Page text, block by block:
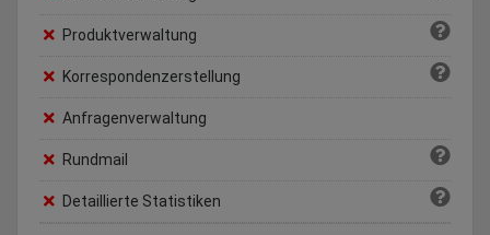
Produktverwaltung
Korrespondenzerstellung
Anfragenverwaltung
Rundmail
Detaillierte Statistiken